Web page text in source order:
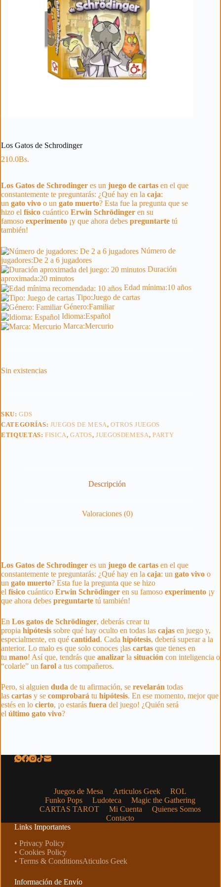
Los Gatos de Schrodinger
210.0Bs.
Los Gatos de Schrodinger es un juego de cartas en el que
constantemente te preguntarás: ¿Qué hay en la caja:
un gato vivo o un gato muerto? Esta fue la pregunta que se
hizo el físico cuántico Erwin Schrödinger en su
famoso experimento ¡y que ahora debes preguntarte tú
también!
Número de
jugadores:De 2 a 6 jugadores
Duración
aproximada:20 minutos
Edad mínima:10 años
Tipo:Juego de cartas
Género:Familiar
Idioma:Español
Marca:Mercurio
Sin existencias
SKU:GDS
CATEGORÍAS: JUEGOS DE MESA,OTROS JUEGOS
ETIQUETAS:FISICA,GATOS, JUEGOSDEMESA,PARTY
Descripción
Valoraciones (0)
Los Gatos de Schrodinger es un juego de cartas en el que
constantemente te preguntarás: ¿Qué hay en la caja: un gato vivo o
un gato muerto? Esta fue la pregunta que se hizo
el físico cuántico Erwin Schrödinger en su famoso experimento ¡y
que ahora debes preguntarte tú también!
En Los gatos de Schrödinger, deberás crear tu
propia hipótesis sobre qué hay oculto en todas las cajas en juego y,
especialmente, en qué cantidad. Cada hipótesis, deberá superar a la
anterior. Lo malo es que solo conoces ¡las cartas que tienes en
tu mano! Así que, tendrás que analizar la situación con inteligencia o
“colarle” un farol a tus compañeros.
Pero, si alguien duda de tu afirmación, se revelarán todas
las cartas y se comprobará tu hipótesis. En ese momento, mejor que
estés en lo cierto, ¡o estarás fuera del juego! ¿Quién será
el último gato vivo?
Juegos de Mesa Articulos Geek
ROL
Funko Pops
Ludoteca
Magic the Gathering
CARTAS TAROT
Mi Cuenta
Quienes Somos
Contacto
Links Importantes
• Privacy Policy
• Cookies Policy
• Terms & ConditionsAticulos Geek
Información de Envío